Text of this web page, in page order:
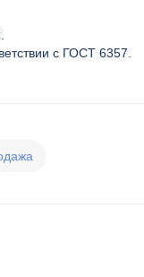
с ГОСТ 6357.